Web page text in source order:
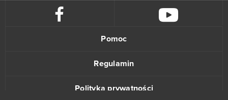
Pomoc
Regulamin
Polityka prywatności